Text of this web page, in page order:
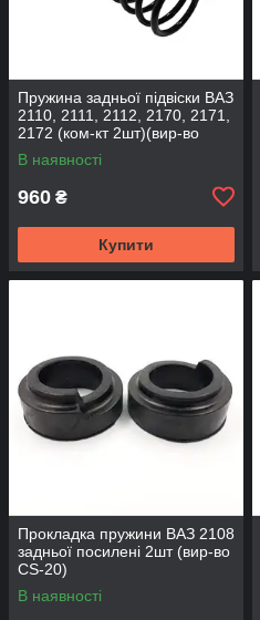
Пружина задньої підвіски ВАЗ
2110, 2111, 2112, 2170, 2171,
2172 (ком-кт 2шт)(вир-во
SKADI)
В наявності
960 ₴
Купити
Прокладка пружини ВАЗ 2108
задньої посилені 2шт (вир-во
CS-20)
В наявності